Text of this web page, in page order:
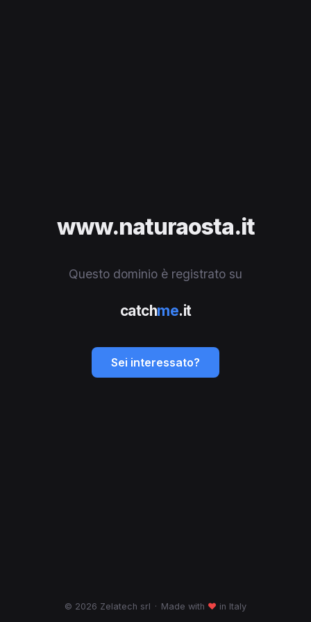
www.naturaosta.it
Questo dominio è registrato su
catchme.it
Sei interessato?
© 2026 Zelatech srl · Made with ♥ in Italy